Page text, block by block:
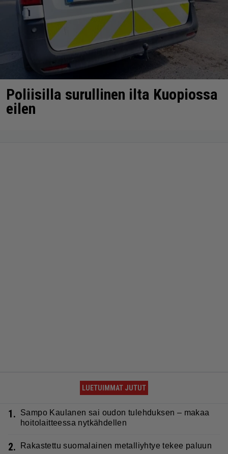
Poliisilla surullinen ilta Kuopiossa
eilen
LUETUIMMAT JUTUT
1.
Sampo Kaulanen sai oudon tulehduksen – makaa
hoitolaitteessa nytkähdellen
2. Rakastettu suomalainen metalliyhtye tekee paluun